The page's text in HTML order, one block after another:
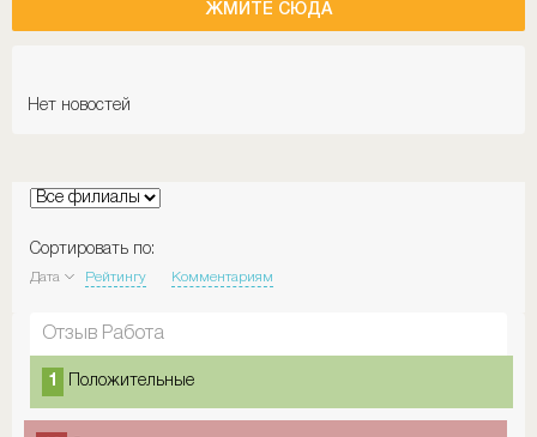
ЖМИТЕ СЮДА
Нет новостей
Сортировать по:
Дата Рейтингу Комментариям
Отзыв Работа
1 Положительные